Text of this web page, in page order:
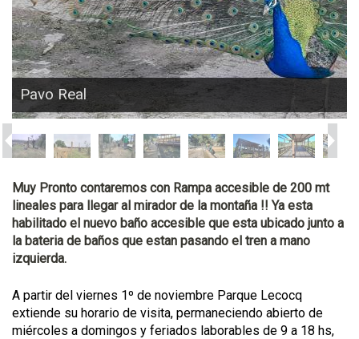
Pavo Real
Muy Pronto contaremos con Rampa accesible de 200 mt
lineales para llegar al mirador de la montaña !! Ya esta
habilitado el nuevo baño accesible que esta ubicado junto a
la bateria de baños que estan pasando el tren a mano
izquierda.
A partir del viernes 1º de noviembre Parque Lecocq
extiende su horario de visita, permaneciendo abierto de
miércoles a domingos y feriados laborables de 9 a 18 hs,